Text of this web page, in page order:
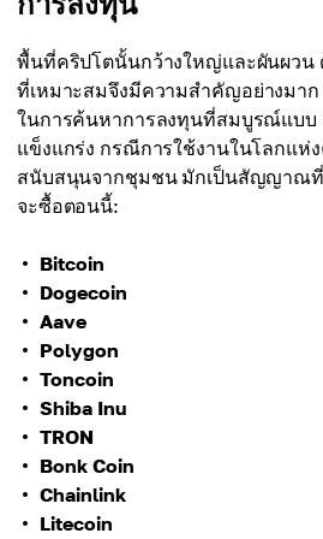
พื้นที่คริปโตนั้นกว้างใหญ่และผันผวน
ที่เหมาะสมจึงมีความสำคัญอย่างมาก
ในการค้นหาการลงทุนที่สมบูรณ์แบบ
แข็งแกร่ง กรณีการใช้งานในโลกแห่
สนับสนุนจากชุมชน มักเป็นสัญญาณ
จะซื้อตอนนี้:
Bitcoin
Dogecoin
Aave
Polygon
Toncoin
Shiba Inu
TRON
Bonk Coin
Chainlink
Litecoin